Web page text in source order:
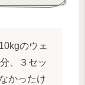
のウェ
、３セッ
かったけ